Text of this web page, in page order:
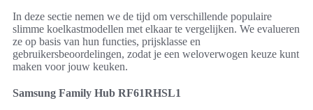
In deze sectie nemen we de tijd om verschillende populaire
slimme koelkastmodellen met elkaar te vergelijken. We evalueren
ze op basis van hun functies, prijsklasse en
gebruikersbeoordelingen, zodat je een weloverwogen keuze kunt
maken voor jouw keuken.
Samsung Family Hub RF61RHSL1